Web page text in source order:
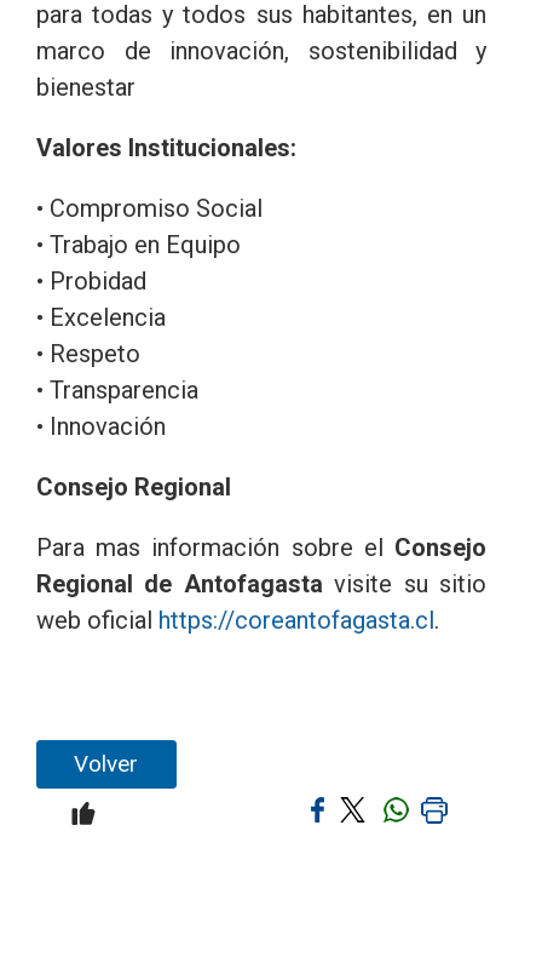
para todas y todos sus habitantes, en un
marco de innovación, sostenibilidad y
bienestar
Valores Institucionales:
• Compromiso Social
• Trabajo en Equipo
• Probidad
• Excelencia
• Respeto
• Transparencia
• Innovación
Consejo Regional
Para mas información sobre el Consejo
Regional de Antofagasta visite su sitio
web oficial https://coreantofagasta.cl.
Volver